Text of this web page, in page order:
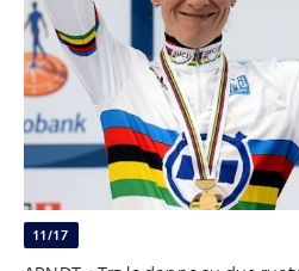
11/17